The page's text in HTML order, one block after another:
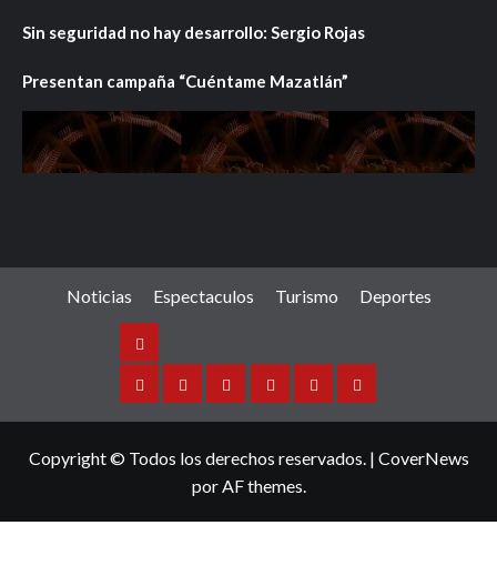
Sin seguridad no hay desarrollo: Sergio Rojas
Presentan campaña “Cuéntame Mazatlán”
Noticias Espectaculos Turismo Deportes
Noticias
SinaloaNacionalInternacionalEspectaculos
TurismoDeportes
Copyright © Todos los derechos reservados. | CoverNews
por AF themes.